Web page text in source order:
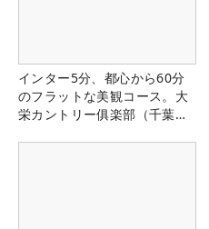
インター5分、都心から60分
のフラットな美観コース。大
栄カントリー俱楽部（千葉